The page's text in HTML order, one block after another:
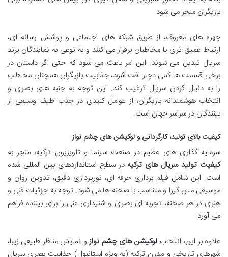
بازیگران منجر می شود.
چهره های معروف، از طریق شبکه های اجتماعی و پوشش رسانه ای،
ارتباط عمیق تری با مخاطبان برقرار می کنند و به نوعی به نمایندگان برند
سریال تبدیل می شوند. این امر باعث می شود که حتی اگر داستان در
برخی قسمت ها کمی دچار افت شود، جذابیت بازیگران همچنان مخاطب
را به دنبال کردن سریال ترغیب کند. این توجه به جنبه های بصری و
انتخاب هوشمندانه بازیگران، از عوامل کلیدی در جذب طیف وسیعی از
بینندگان در سراسر جهان است.
کیفیت بالای تولید، کارگردانی و لوکیشن های چشم نواز
سرمایه گذاری های عظیم در صنعت سینما و تلویزیون ترکیه، منجر به
کیفیت تولید سریال های ترکیه در سطح استانداردهای بین المللی شده
است. این شامل فیلم برداری حرفه ای، نورپردازی دقیق، تدوین روان و
موسیقی متن گیرا و متناسب با صحنه ها می شود. توجه به جزئیات فنی و
هنری در هر صحنه، تجربه ای بصری و شنیداری غنی را برای بیننده فراهم
می آورد.
علاوه بر این، انتخاب لوکیشن های چشم نوازو نمایش مناظر طبیعی زیبا،
شهرهای تاریخی و مدرن ترکیه (به ویژه استانبول) جذابیت بصری سریال